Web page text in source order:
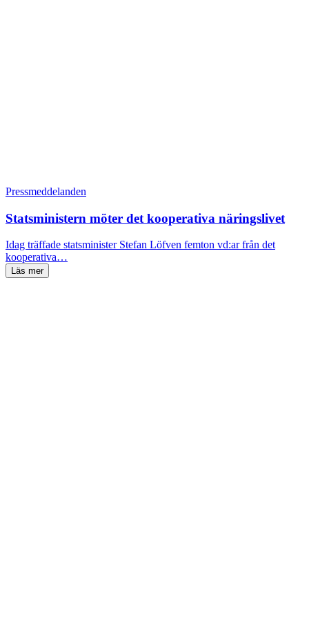
Pressmeddelanden
Statsministern möter det kooperativa näringslivet
Idag träffade statsminister Stefan Löfven femton vd:ar från det
kooperativa…
Läs mer